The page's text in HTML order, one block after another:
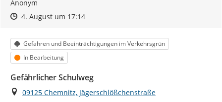
Anonym
Zeitpunkt des Erstellens
Zeitpunkt des Erstellens
4. August um 17:14Zur Äußerung
Kategorie
Gefahren und Beeinträchtigungen im Verkehrsgrün
Status
In Bearbeitung
Gefährlicher Schulweg
Ort
09125 Chemnitz, Jägerschlößchenstraße